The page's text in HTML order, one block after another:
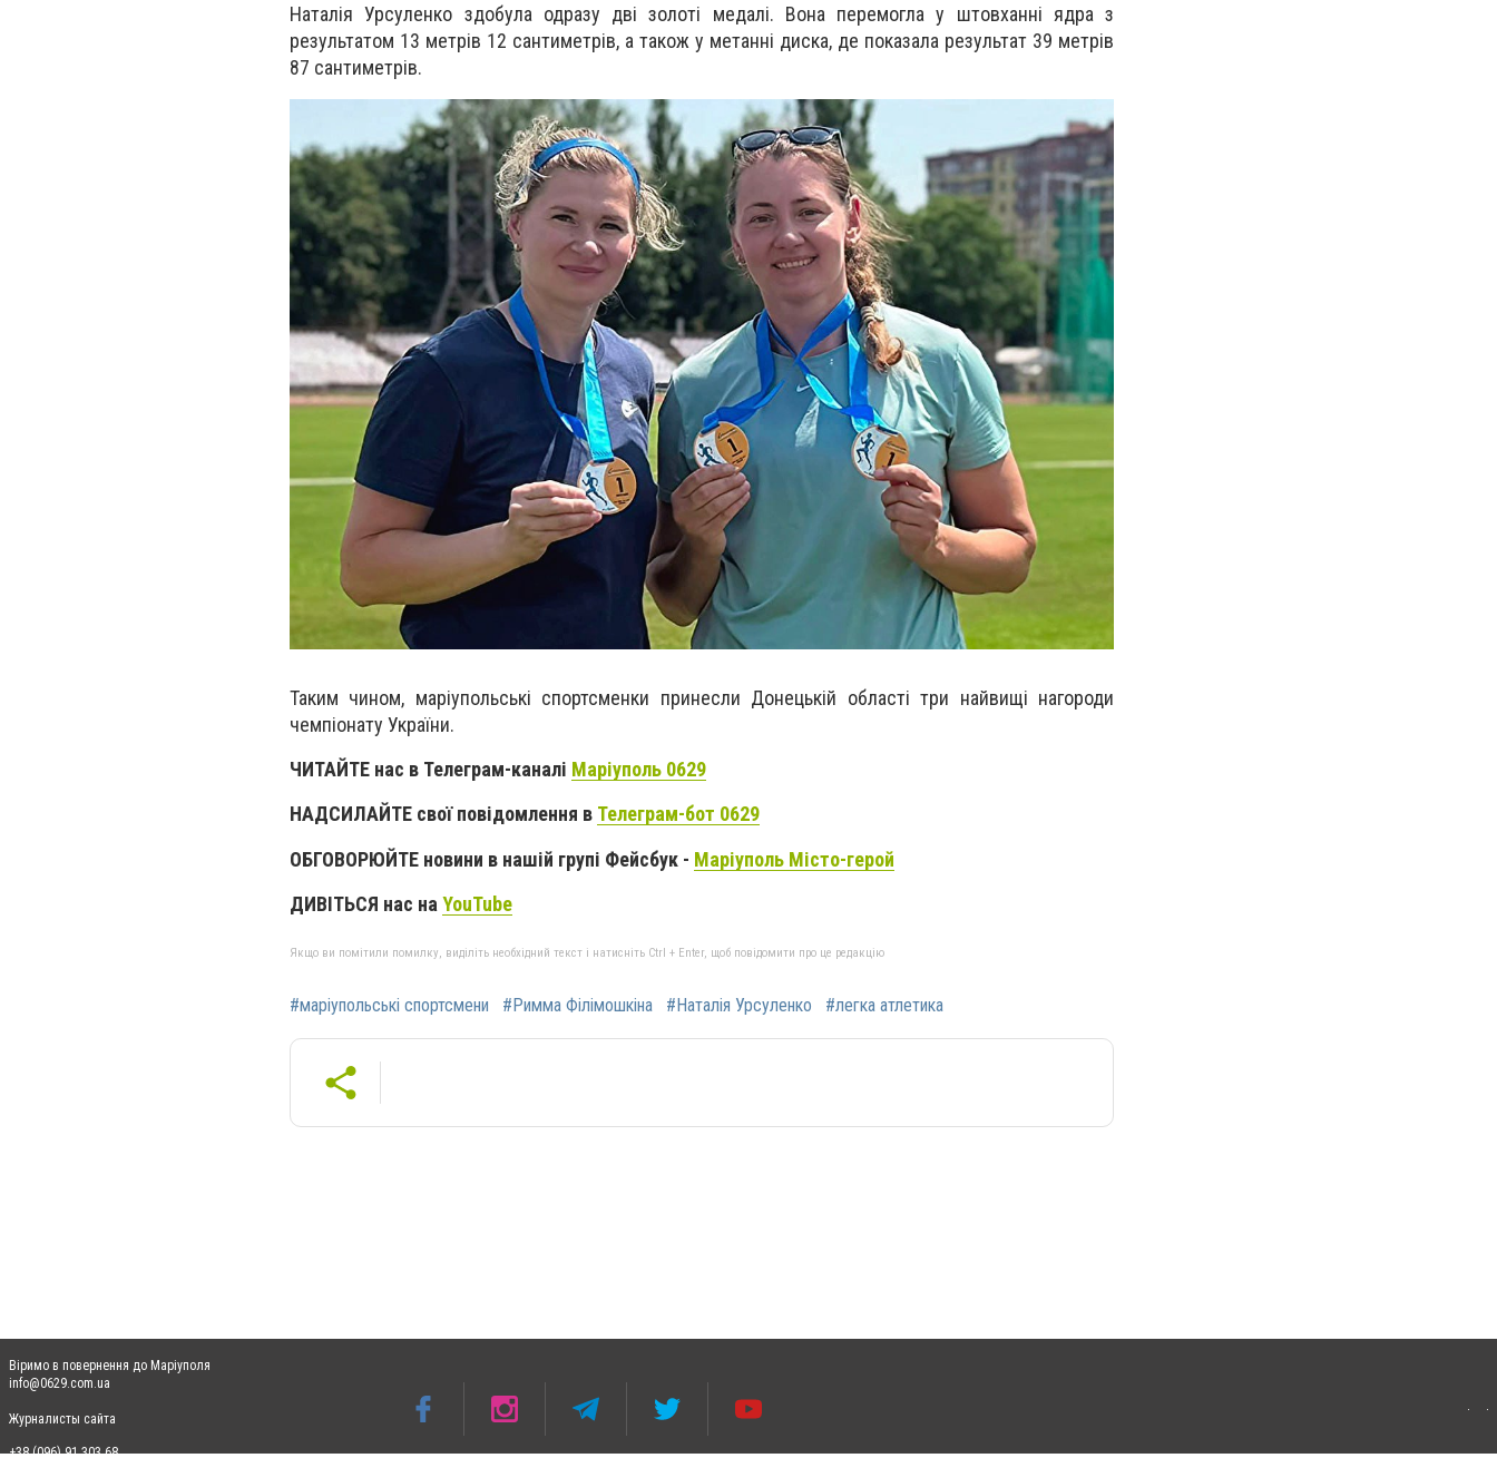
Наталія Урсуленко здобула одразу дві золоті медалі. Вона перемогла у штовханні ядра з
результатом 13 метрів 12 сантиметрів, а також у метанні диска, де показала результат 39 метрів
87 сантиметрів.
Таким чином, маріупольські спортсменки принесли Донецькій області три найвищі нагороди
чемпіонату України.
ЧИТАЙТЕ нас в Телеграм-каналі Маріуполь 0629
НАДСИЛАЙТЕ свої повідомлення в Телеграм-бот 0629
ОБГОВОРЮЙТЕ новини в нашій групі Фейсбук - Маріуполь Місто-герой
ДИВІТЬСЯ нас на YouTube
Якщо ви помітили помилку, виділіть необхідний текст і натисніть Ctrl + Enter, щоб повідомити про це редакцію
#маріупольські спортсмени #Римма Філімошкіна #Наталія Урсуленко #легка атлетика
Віримо в повернення до Маріуполя
info@0629.com.ua
Журналисты сайта
+38 (096) 91 303 68